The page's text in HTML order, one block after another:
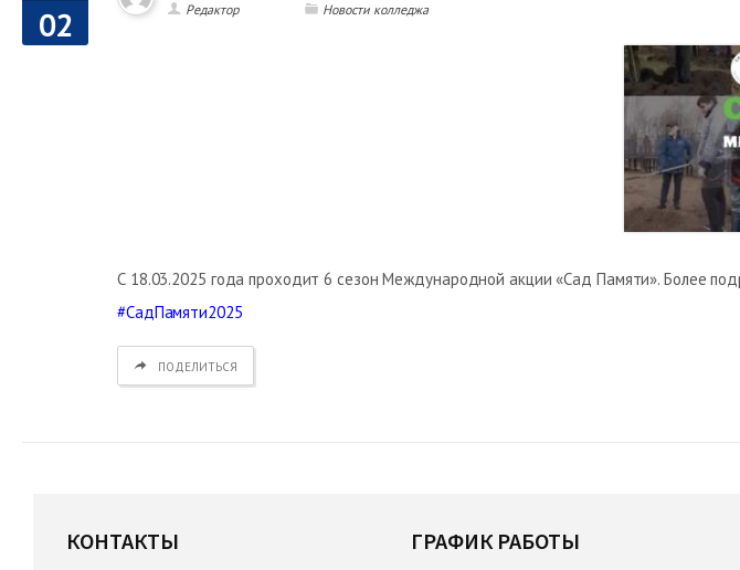
02 Редактор Новости колледжа
С 18.03.2025 года проходит 6 сезон Международной акции «Сад Памяти». Более
#СадПамяти2025
ПОДЕЛИТЬСЯ
КОНТАКТЫ ГРАФИК РАБОТЫ